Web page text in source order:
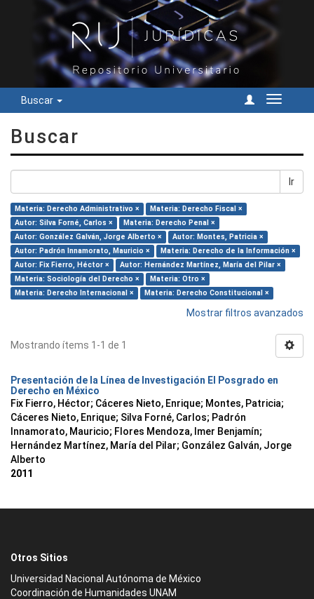
Buscar
Cambiar
Buscar
Ir
Materia: Derecho Administrativo ×
Materia: Derecho Fiscal ×
Autor: Silva Forné, Carlos ×
Materia: Derecho Penal ×
Autor: González Galván, Jorge Alberto ×
Autor: Montes, Patricia ×
Autor: Padrón Innamorato, Mauricio ×
Materia: Derecho de la Información ×
Autor: Fix Fierro, Héctor ×
Autor: Hernández Martínez, María del Pilar ×
Materia: Sociología del Derecho ×
Materia: Otro ×
Materia: Derecho Internacional ×
Materia: Derecho Constitucional ×
Mostrar filtros avanzados
Mostrando ítems 1-1 de 1
Presentación de la Línea de Investigación El Posgrado en
Derecho en México
Fix Fierro, Héctor; Cáceres Nieto, Enrique; Montes, Patricia;
Cáceres Nieto, Enrique; Silva Forné, Carlos; Padrón
Innamorato, Mauricio; Flores Mendoza, Imer Benjamín;
Hernández Martínez, María del Pilar; González Galván, Jorge
Alberto
2011
Otros Sitios
Universidad Nacional Autónoma de México
Coordinación de Humanidades UNAM